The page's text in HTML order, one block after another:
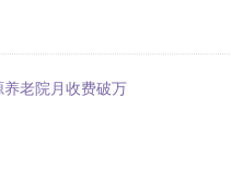
养老院月收费破万